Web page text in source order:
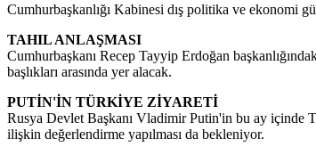
Cumhurbaşkanlığı Kabinesi dış politika ve ekonomi
TAHIL ANLAŞMASI
Cumhurbaşkanı Recep Tayyip Erdoğan
başlıkları arasında yer alacak.
PUTİN'İN TÜRKİYE ZİYARETİ
Rusya Devlet Başkanı Vladimir Putin'in bu ay içinde
ilişkin değerlendirme yapılması da bekleniyor.